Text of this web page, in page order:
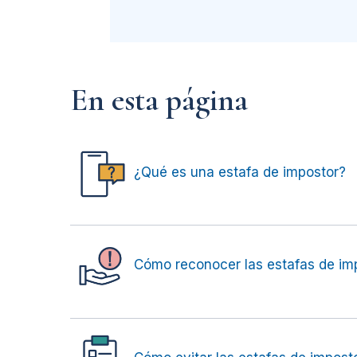
En esta página
¿Qué es una estafa de impostor?
Cómo reconocer las estafas de